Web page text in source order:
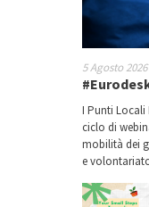
5 Agosto 2026
I Punti
ciclo di
mobilità dei
e